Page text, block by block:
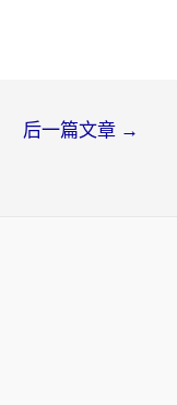
后一篇文章 →